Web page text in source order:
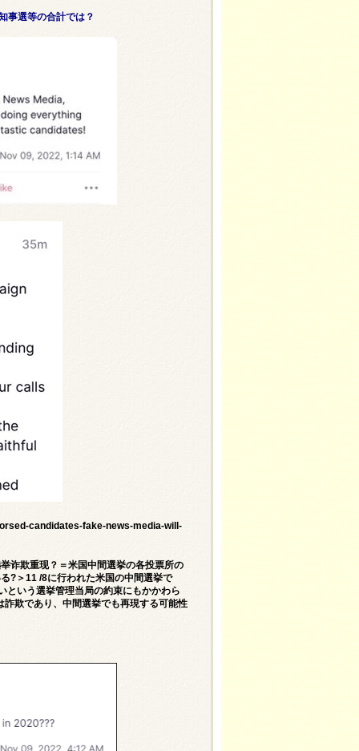
事選等の合計では？
candidates-fake-news-media-will-
诈欺重现？＝米国中間選挙の各投票所の
?＞11 /8に行われた米国の中間選挙で
という選挙管理当局の約束にもかかわら
欺であり、中間選挙でも再現する可能性